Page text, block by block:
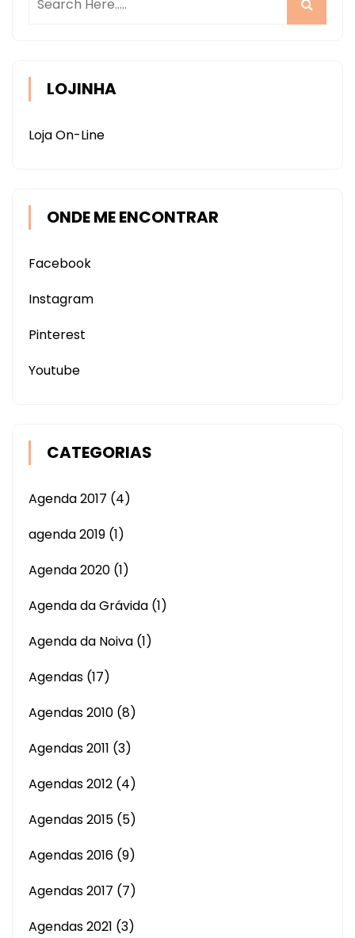
LOJINHA
Loja On-Line
ONDE ME ENCONTRAR
Facebook
Instagram
Pinterest
Youtube
CATEGORIAS
Agenda 2017 (4)
agenda 2019 (1)
Agenda 2020 (1)
Agenda da Grávida (1)
Agenda da Noiva (1)
Agendas (17)
Agendas 2010 (8)
Agendas 2011 (3)
Agendas 2012 (4)
Agendas 2015 (5)
Agendas 2016 (9)
Agendas 2017 (7)
Agendas 2021 (3)